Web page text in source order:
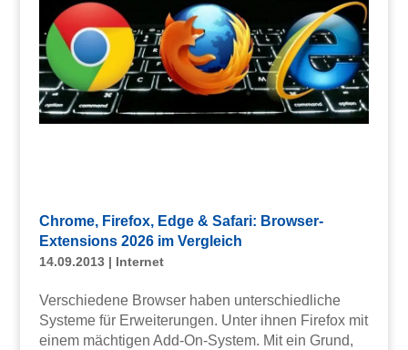
Chrome, Firefox, Edge & Safari: Browser-
Extensions 2026 im Vergleich
14.09.2013| Internet
Verschiedene Browser haben unterschiedliche
Systeme für Erweiterungen. Unter ihnen Firefox mit
einem mächtigen Add-On-System. Mit ein Grund,